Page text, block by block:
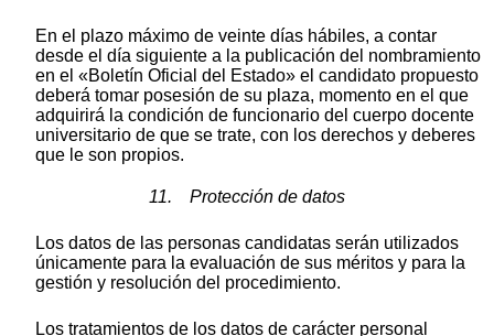
En el plazo máximo de veinte días hábiles, a contar
desde el día siguiente a la publicación del nombramiento
en el «Boletín Oficial del Estado» el candidato propuesto
deberá tomar posesión de su plaza, momento en el que
adquirirá la condición de funcionario del cuerpo docente
universitario de que se trate, con los derechos y deberes
que le son propios.
11. Protección de datos
Los datos de las personas candidatas serán utilizados
únicamente para la evaluación de sus méritos y para la
gestión y resolución del procedimiento.
Los tratamientos de los datos de carácter personal